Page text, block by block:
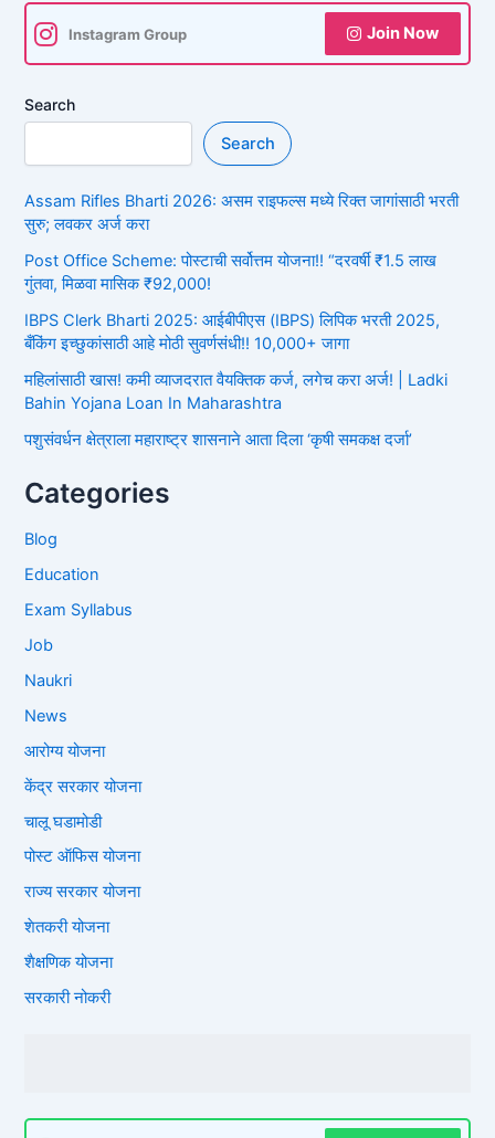
Instagram Group Join Now
Search
Search
Assam Rifles Bharti 2026: असम राइफल्स मध्ये रिक्त जागांसाठी भरती
सुरु; लवकर अर्ज करा
Post Office Scheme: पोस्टाची सर्वोत्तम योजना!! “दरवर्षी ₹1.5 लाख
गुंतवा, मिळवा मासिक ₹92,000!
IBPS Clerk Bharti 2025: आईबीपीएस (IBPS) लिपिक भरती 2025,
बँकिंग इच्छुकांसाठी आहे मोठी सुवर्णसंधी!! 10,000+ जागा
महिलांसाठी खास! कमी व्याजदरात वैयक्तिक कर्ज, लगेच करा अर्ज! | Ladki
Bahin Yojana Loan In Maharashtra
पशुसंवर्धन क्षेत्राला महाराष्ट्र शासनाने आता दिला ‘कृषी समकक्ष दर्जा’
Categories
Blog
Education
Exam Syllabus
Job
Naukri
News
आरोग्य योजना
केंद्र सरकार योजना
चालू घडामोडी
पोस्ट ऑफिस योजना
राज्य सरकार योजना
शेतकरी योजना
शैक्षणिक योजना
सरकारी नोकरी